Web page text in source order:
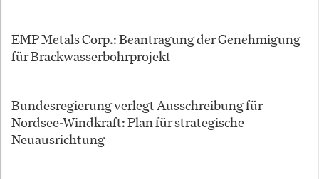
EMP Metals Corp.: Beantragung der Genehmigung
für Brackwasserbohrprojekt
Bundesregierung verlegt Ausschreibung für
Nordsee-Windkraft: Plan für strategische
Neuausrichtung